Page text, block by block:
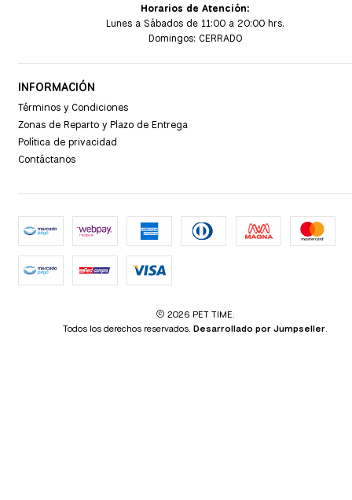
Horarios de Atención:
Lunes a Sábados de 11:00 a 20:00 hrs.
Domingos: CERRADO
INFORMACIÓN
Términos y Condiciones
Zonas de Reparto y Plazo de Entrega
Política de privacidad
Contáctanos
2026 PET TIME.
Todos los derechos reservados. Desarrollado por Jumpseller.